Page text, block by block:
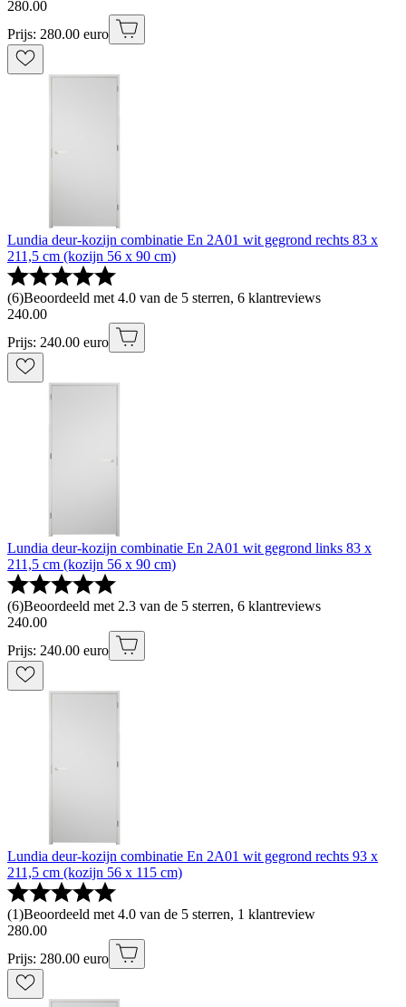
280.00
Prijs: 280.00 euro
Lundia deur-kozijn combinatie En 2A01 wit gegrond rechts 83 x
211,5 cm (kozijn 56 x 90 cm)
(6)Beoordeeld met 4.0 van de 5 sterren, 6 klantreviews
240.00
Prijs: 240.00 euro
Lundia deur-kozijn combinatie En 2A01 wit gegrond links 83 x
211,5 cm (kozijn 56 x 90 cm)
(6)Beoordeeld met 2.3 van de 5 sterren, 6 klantreviews
240.00
Prijs: 240.00 euro
Lundia deur-kozijn combinatie En 2A01 wit gegrond rechts 93 x
211,5 cm (kozijn 56 x 115 cm)
(1)Beoordeeld met 4.0 van de 5 sterren, 1 klantreview
280.00
Prijs: 280.00 euro